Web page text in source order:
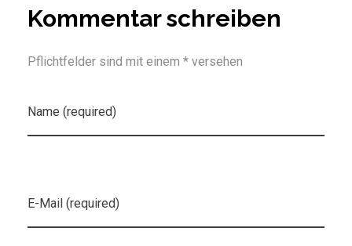
Kommentar schreiben
Pflichtfelder sind mit einem * versehen
Name (required)
E-Mail (required)